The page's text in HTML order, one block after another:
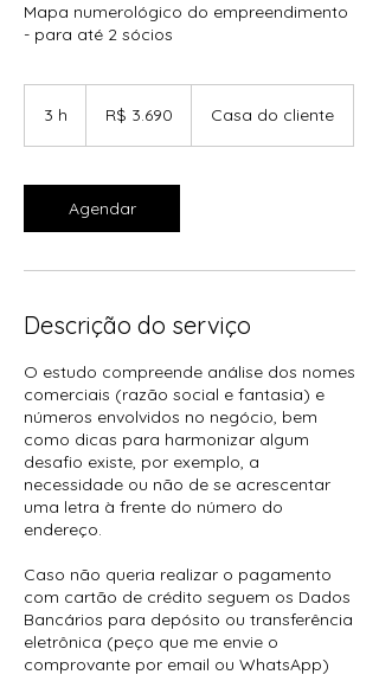
Mapa numerológico do empreendimento
- para até 2 sócios
3 h
brasileiros
R$ 3.690 Casa do cliente
Agendar
Descrição do serviço
O estudo compreende análise dos nomes
comerciais (razão social e fantasia) e
números envolvidos no negócio, bem
como dicas para harmonizar algum
desafio existe, por exemplo, a
necessidade ou não de se acrescentar
uma letra à frente do número do
endereço.
Caso não queria realizar o pagamento
com cartão de crédito seguem os Dados
Bancários para depósito ou transferência
eletrônica (peço que me envie o
comprovante por email ou WhatsApp)